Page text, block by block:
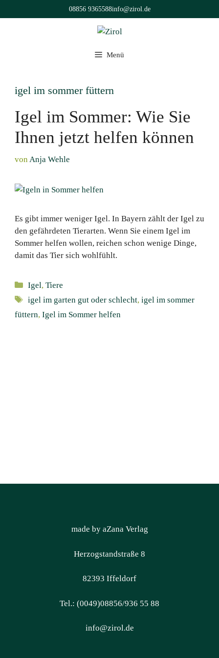
Inhalt
08856 9365588info@zirol.de
Menü
igel im sommer füttern
Igel im Sommer: Wie Sie
Ihnen jetzt helfen können
von Anja Wehle
Es gibt immer weniger Igel. In Bayern zählt der Igel zu
den gefährdeten Tierarten. Wenn Sie einem Igel im
Sommer helfen wollen, reichen schon wenige Dinge,
damit das Tier sich wohlfühlt.
Kategorien
Igel,Tiere
Schlagwörter
igel im garten gut oder schlecht,igel im sommer
füttern, Igel im Sommer helfen
made by aZana Verlag
Herzogstandstraße 8
82393 Iffeldorf
Tel.: (0049)08856/936 55 88
info@zirol.de